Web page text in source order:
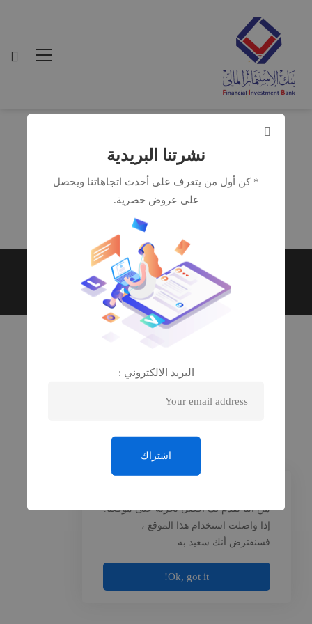
الاعلامي
Copyright © 2019. All rights reserved.
نشرتنا البريدية
* كن أول من يتعرف على أحدث اتجاهاتنا ويحصل
على عروض حصرية.
البريد الالكتروني :
من أننا نقدم لك أفضل تجربة على موقعنا.
إذا واصلت استخدام هذا الموقع ،
فسنفترض أنك سعيد به.
Ok, got it!